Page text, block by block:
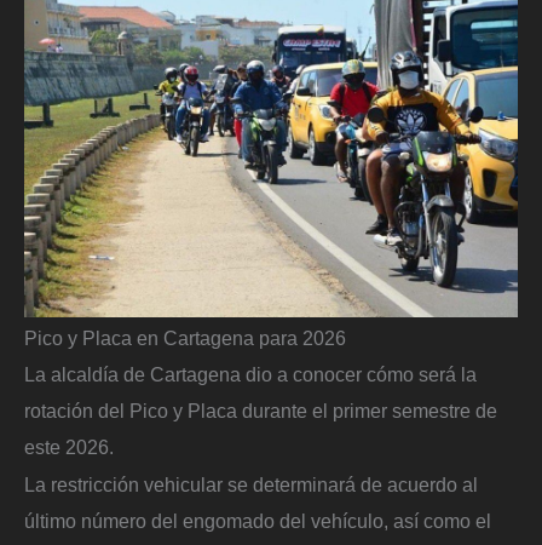
Pico y Placa en Cartagena para 2026
La alcaldía de Cartagena dio a conocer cómo será la
rotación del Pico y Placa durante el primer semestre de
este 2026.
La restricción vehicular se determinará de acuerdo al
último número del engomado del vehículo, así como el